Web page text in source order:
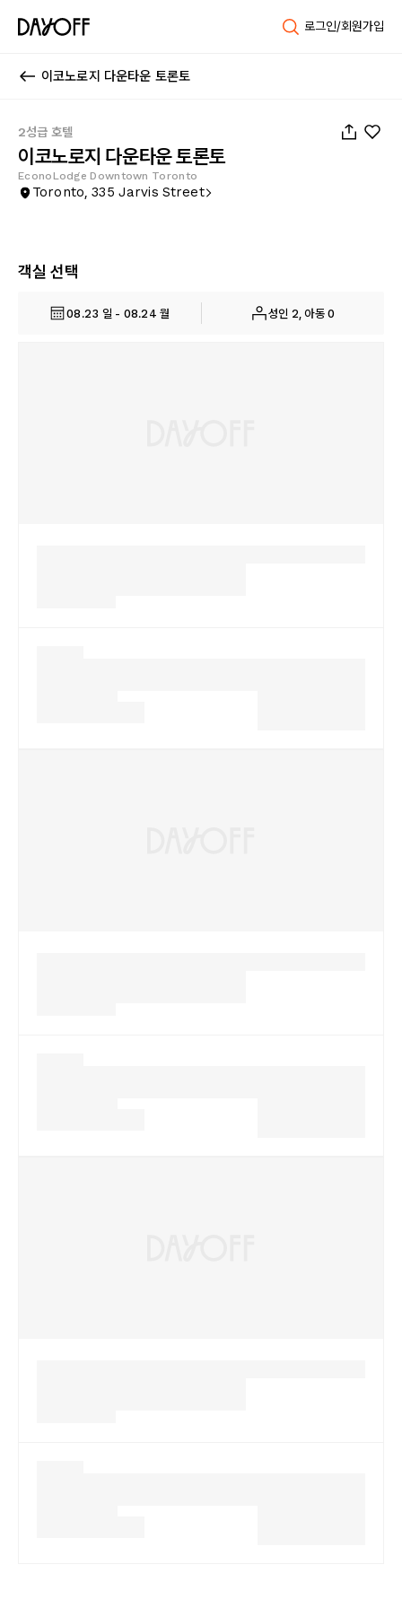
로그인/회원가입
이코노로지 다운타운 토론토
2성급 호텔
이코노로지 다운타운 토론토
EconoLodge Downtown Toronto
Toronto, 335 Jarvis Street
객실 선택
08.23 일 - 08.24 월 성인 2, 아동 0